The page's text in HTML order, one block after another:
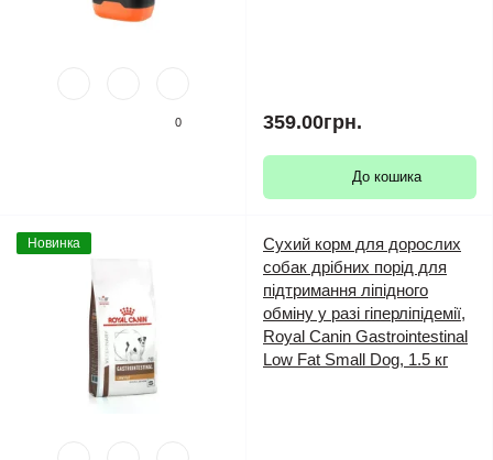
0 359.00грн.
До кошика
Новинка
Сухий корм для дорослих
собак дрібних порід для
підтримання ліпідного
обміну у разі гіперліпідемії,
Royal Canin Gastrointestinal
Low Fat Small Dog, 1.5 кг